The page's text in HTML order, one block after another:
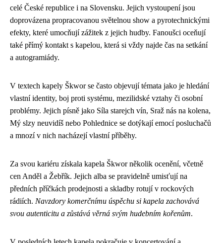
celé České republice i na Slovensku. Jejich vystoupení jsou
doprovázena propracovanou světelnou show a pyrotechnickými
efekty, které umocňují zážitek z jejich hudby. Fanoušci oceňují
také přímý kontakt s kapelou, která si vždy najde čas na setkání
a autogramiády.
V textech kapely Škwor se často objevují témata jako je hledání
vlastní identity, boj proti systému, mezilidské vztahy či osobní
problémy. Jejich písně jako Síla starejch vín, Sraž nás na kolena,
Mý slzy neuvidíš nebo Pohlednice se dotýkají emocí posluchačů
a mnozí v nich nacházejí vlastní příběhy.
Za svou kariéru získala kapela Škwor několik ocenění, včetně
cen Anděl a Žebřík. Jejich alba se pravidelně umisťují na
předních příčkách prodejnosti a skladby rotují v rockových
rádiích. Navzdory komerčnímu úspěchu si kapela zachovává
svou autenticitu a zůstává věrná svým hudebním kořenům.